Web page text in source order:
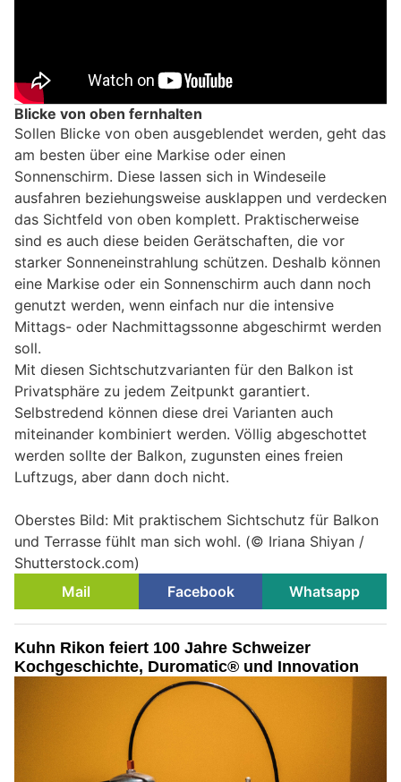
Blicke von oben fernhalten
Sollen Blicke von oben ausgeblendet werden, geht das
am besten über eine Markise oder einen
Sonnenschirm. Diese lassen sich in Windeseile
ausfahren beziehungsweise ausklappen und verdecken
das Sichtfeld von oben komplett. Praktischerweise
sind es auch diese beiden Gerätschaften, die vor
starker Sonneneinstrahlung schützen. Deshalb können
eine Markise oder ein Sonnenschirm auch dann noch
genutzt werden, wenn einfach nur die intensive
Mittags- oder Nachmittagssonne abgeschirmt werden
soll.
Mit diesen Sichtschutzvarianten für den Balkon ist
Privatsphäre zu jedem Zeitpunkt garantiert.
Selbstredend können diese drei Varianten auch
miteinander kombiniert werden. Völlig abgeschottet
werden sollte der Balkon, zugunsten eines freien
Luftzugs, aber dann doch nicht.
Oberstes Bild: Mit praktischem Sichtschutz für Balkon
und Terrasse fühlt man sich wohl. (© Iriana Shiyan /
Shutterstock.com)
Mail
Facebook Whatsapp
Kuhn Rikon feiert 100 Jahre Schweizer
Kochgeschichte, Duromatic® und Innovation